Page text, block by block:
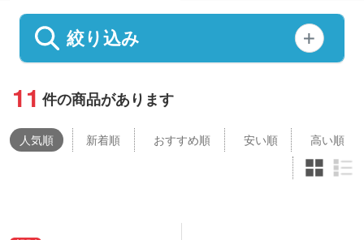
絞り込み
11 件の商品があります
人気順 新着順 おすすめ順 安い順 高い順